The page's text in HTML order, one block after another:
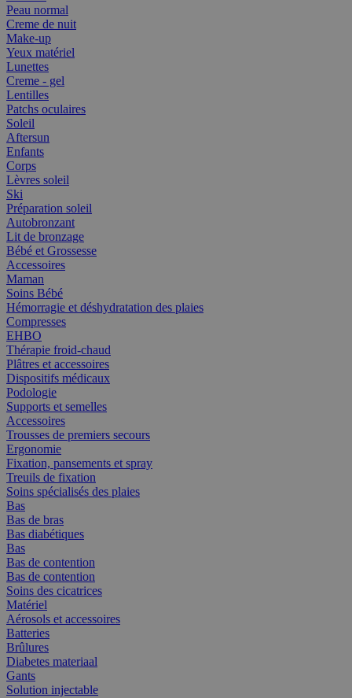
Peau normal
Creme de nuit
Make-up
Yeux matériel
Lunettes
Creme - gel
Lentilles
Patchs oculaires
Soleil
Aftersun
Enfants
Corps
Lèvres soleil
Ski
Préparation soleil
Autobronzant
Lit de bronzage
Bébé et Grossesse
Accessoires
Maman
Soins Bébé
Hémorragie et déshydratation des plaies
Compresses
EHBO
Thérapie froid-chaud
Plâtres et accessoires
Dispositifs médicaux
Podologie
Supports et semelles
Accessoires
Trousses de premiers secours
Ergonomie
Fixation, pansements et spray
Treuils de fixation
Soins spécialisés des plaies
Bas
Bas de bras
Bas diabétiques
Bas
Bas de contention
Bas de contention
Soins des cicatrices
Matériel
Aérosols et accessoires
Batteries
Brûlures
Diabetes materiaal
Gants
Solution injectable